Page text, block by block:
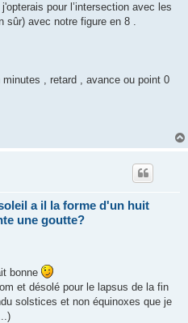
pour l’intersection avec les
sûr) avec notre figure en 8 .
, retard , avance ou point 0
a il la forme d'un huit
une goutte?
bonne
et désolé pour le lapsus de la fin
solstices et non équinoxes que je